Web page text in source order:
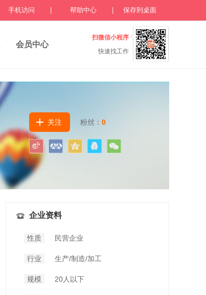
手机访问 帮助中心 保存到桌面
会员中心
扫微信小程序
快速找工作
关注 粉丝： 0
企业资料
性质 民营企业
行业 生产/制造/加工
规模 20人以下